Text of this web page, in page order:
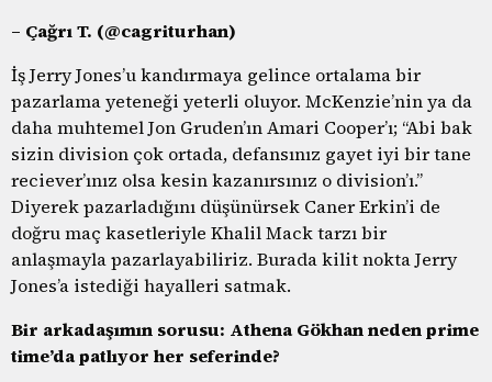
– Çağrı T. (@cagriturhan)
İş Jerry Jones’u kandırmaya gelince ortalama bir
pazarlama yeteneği yeterli oluyor. McKenzie’nin ya da
daha muhtemel Jon Gruden’ın Amari Cooper’ı; “Abi bak
sizin division çok ortada, defansınız gayet iyi bir tane
reciever’ınız olsa kesin kazanırsınız o division’ı.”
Diyerek pazarladığını düşünürsek Caner Erkin’i de
doğru maç kasetleriyle Khalil Mack tarzı bir
anlaşmayla pazarlayabiliriz. Burada kilit nokta Jerry
Jones’a istediği hayalleri satmak.
Bir arkadaşımın sorusu: Athena Gökhan neden prime
time’da patlıyor her seferinde?